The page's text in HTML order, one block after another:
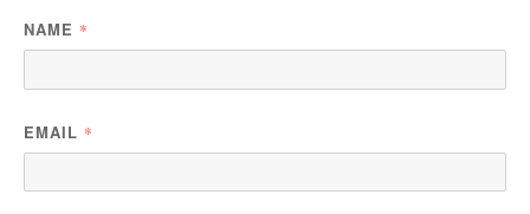
NAME *
EMAIL *